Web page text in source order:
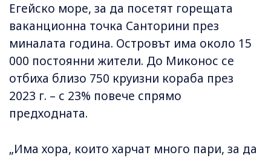
Егейско море, за да посетят горещата
ваканционна точка Санторини през
миналата година. Островът има около 15
000 постоянни жители. До Миконос се
отбиха близо 750 круизни кораба през
2023 г. – с 23% повече спрямо
предходната.
„Има хора, които харчат много пари, за да